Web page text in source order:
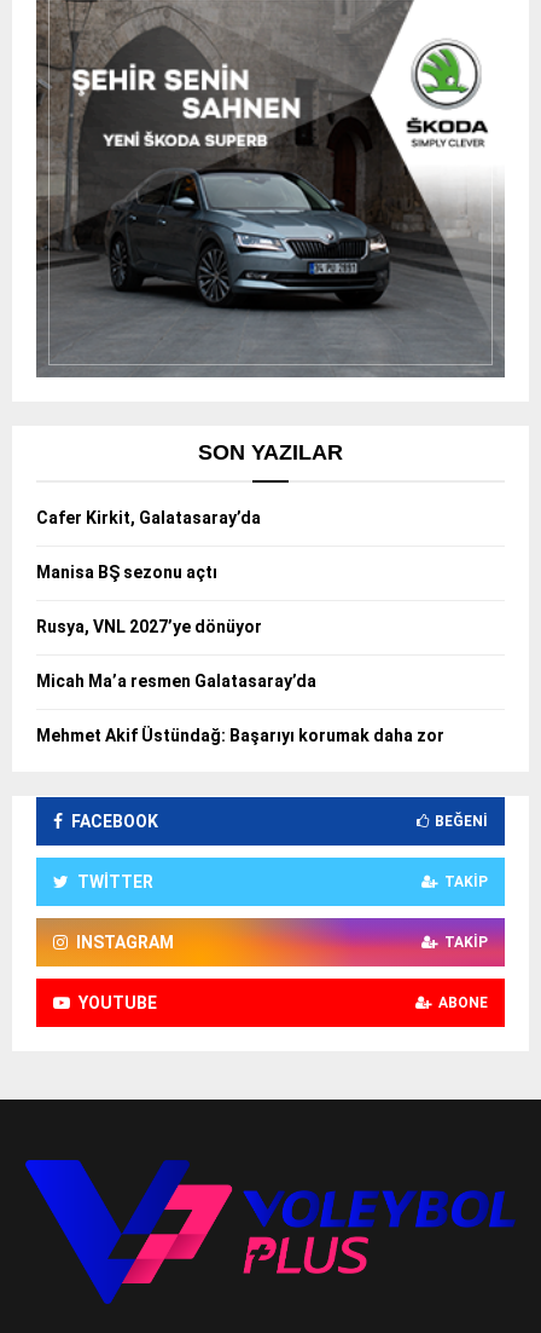
SON YAZILAR
Cafer Kirkit, Galatasaray’da
Manisa BŞ sezonu açtı
Rusya, VNL 2027’ye dönüyor
Micah Ma’a resmen Galatasaray’da
Mehmet Akif Üstündağ: Başarıyı korumak daha zor
FACEBOOK BEĞENI
TWITTER TAKIP
INSTAGRAM TAKIP
YOUTUBE ABONE